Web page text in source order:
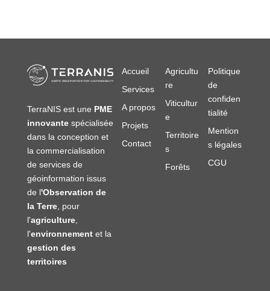
TerraNIS est une PME
innovantespécialisée
dans la conception et
la commercialisation
de services de
géoinformation issus
de l'Observation de
la Terre, pour
l'agriculture,
l'environnementet la
gestion des
territoires
Accueil
Services
A propos
Projets
Contact
Agricultu
re
Viticultur
e
Territoire
s
Forêts
Politique
de
confiden
tialité
Mention
s légales
CGU